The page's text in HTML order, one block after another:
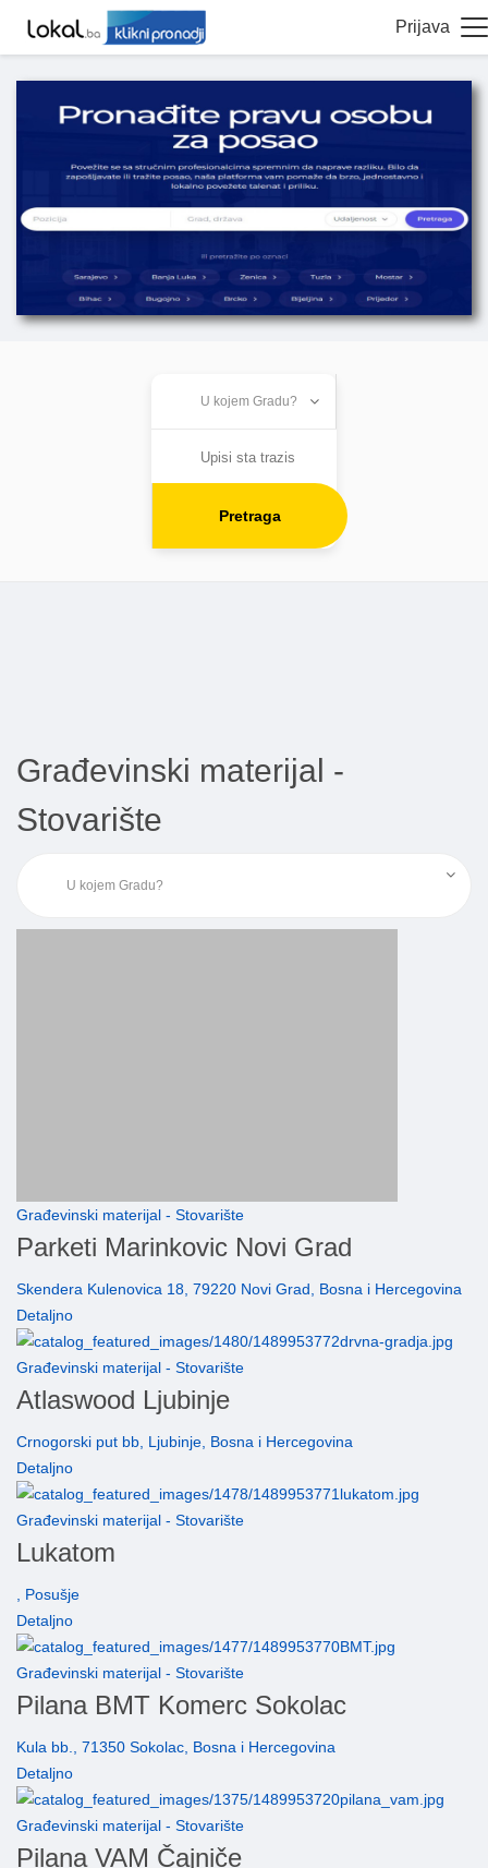
Prijava
Pretraga
Građevinski materijal -
Stovarište
Građevinski materijal - Stovarište
Parketi Marinkovic Novi Grad
Skendera Kulenovica 18, 79220 Novi Grad, Bosna i Hercegovina
Detaljno
Građevinski materijal - Stovarište
Atlaswood Ljubinje
Crnogorski put bb, Ljubinje, Bosna i Hercegovina
Detaljno
Građevinski materijal - Stovarište
Lukatom
, Posušje
Detaljno
Građevinski materijal - Stovarište
Pilana BMT Komerc Sokolac
Kula bb., 71350 Sokolac, Bosna i Hercegovina
Detaljno
Građevinski materijal - Stovarište
Pilana VAM Čajniče